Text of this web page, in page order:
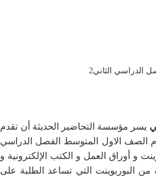
الدراسي الثاني2
يسر مؤسسة التحاضير الحديثة أن تقدم
الصف الاول المتوسط الفصل الدراسي
و أوراق العمل و الكتب الإلكترونية و
البوربوينت التي تساعد الطلبة على